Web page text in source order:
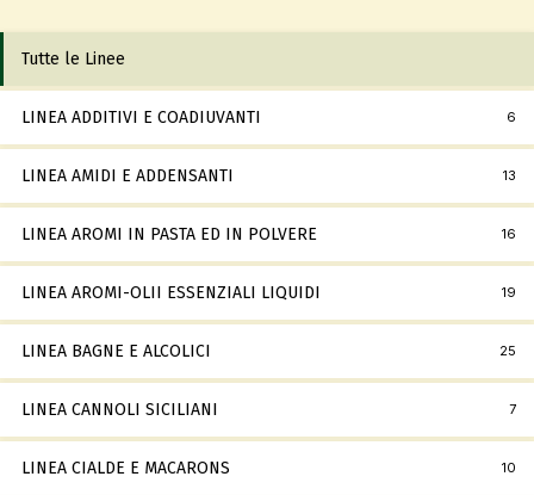
Tutte le Linee
LINEA ADDITIVI E COADIUVANTI 6
LINEA AMIDI E ADDENSANTI 13
LINEA AROMI IN PASTA ED IN POLVERE 16
LINEA AROMI-OLII ESSENZIALI LIQUIDI 19
LINEA BAGNE E ALCOLICI 25
LINEA CANNOLI SICILIANI 7
LINEA CIALDE E MACARONS 10